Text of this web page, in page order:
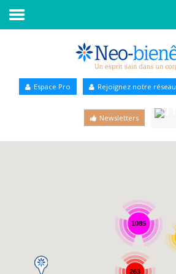
Annuaire Bien-être
Espace Pro Rejoignez notre réseau
Newsletters
1085
263